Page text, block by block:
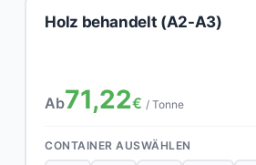
Holz behandelt (A2-A3)
Ab71,22€ / Tonne
CONTAINER AUSWÄHLEN